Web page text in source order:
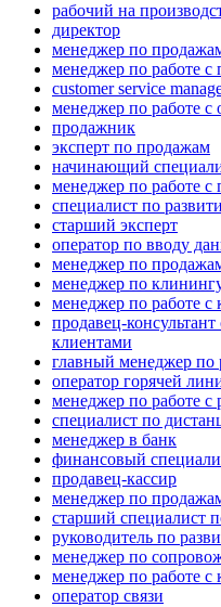
рабочий на
директор
менеджер по
менеджер по работе с
customer service
менеджер по работе с
продажник
эксперт по продажам
начинающий
менеджер по работе с
специалист по
старший эксперт
оператор по вводу
менеджер по
менеджер по
менеджер по работе
продавец-
клиентами
главный менеджер по
оператор горячей
менеджер по работе
специалист по
менеджер в банк
финансовый
продавец-кассир
менеджер по
старший специалист
руководитель по
менеджер по
менеджер по работе
оператор связи